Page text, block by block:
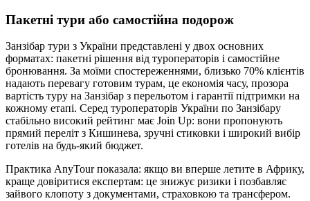
Пакетні тури або самостійна подорож
Занзібар тури з України представлені у двох основних
форматах: пакетні рішення від туроператорів і самостійне
бронювання. За моїми спостереженнями, близько 70% клієнтів
надають перевагу готовим турам, це економія часу, прозора
вартість туру на Занзібар з перельотом і гарантії підтримки на
кожному етапі. Серед туроператорів України по Занзібару
стабільно високий рейтинг має Join Up: вони пропонують
прямий переліт з Кишинева, зручні стиковки і широкий вибір
готелів на будь-який бюджет.
Практика AnyTour показала: якщо ви вперше летите в Африку,
краще довіритися експертам: це знижує ризики і позбавляє
зайвого клопоту з документами, страховкою та трансфером.